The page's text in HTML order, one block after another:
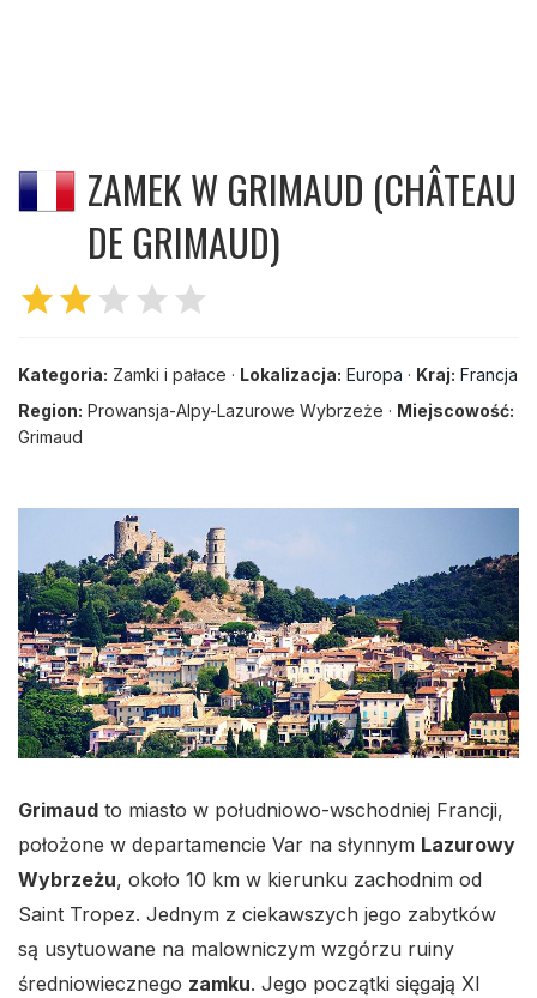
ZAMEK W GRIMAUD (CHÂTEAU
DE GRIMAUD)
starstar star star star
Kategoria: Zamki i pałace · Lokalizacja: Europa · Kraj: Francja
Region: Prowansja-Alpy-Lazurowe Wybrzeże · Miejscowość:
Grimaud
Grimaud to miasto w południowo-wschodniej Francji,
położone w departamencie Var na słynnym Lazurowy
Wybrzeżu, około 10 km w kierunku zachodnim od
Saint Tropez. Jednym z ciekawszych jego zabytków
są usytuowane na malowniczym wzgórzu ruiny
średniowiecznego zamku. Jego początki sięgają XI